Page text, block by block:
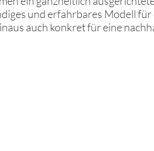
und erfahrbares Modell
auch konkret für eine